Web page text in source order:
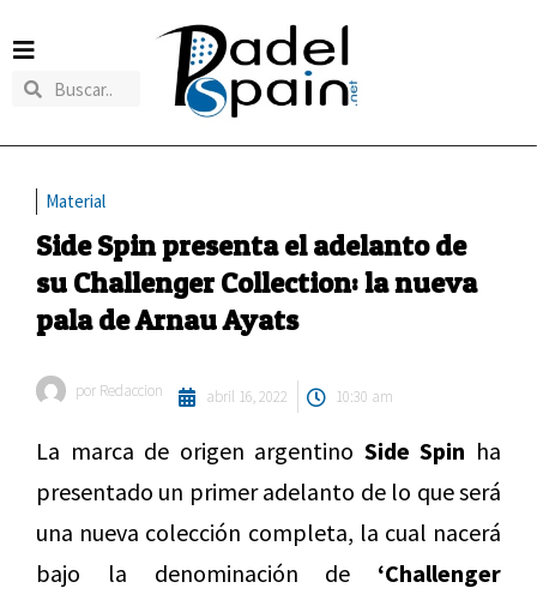
Material
Side Spin presenta el adelanto de
su Challenger Collection: la nueva
pala de Arnau Ayats
por Redaccion abril 16, 2022 10:30 am
La marca de origen argentino Side Spin ha
presentado un primer adelanto de lo que será
una nueva colección completa, la cual nacerá
bajo la denominación de ‘Challenger